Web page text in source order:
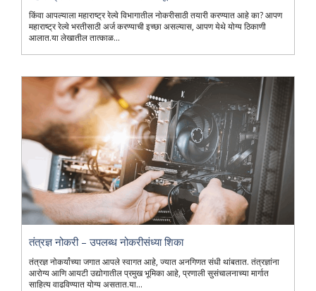
किंवा आपल्याला महाराष्ट्र रेल्वे विभागातील नोकरीसाठी तयारी करण्यात आहे का? आपण
महाराष्ट्र रेल्वे भरतीसाठी अर्ज करण्याची इच्छा असल्यास, आपण येथे योग्य ठिकाणी
आलात.या लेखातील तात्काळ...
तंत्रज्ञ नोकरी – उपलब्ध नोकरीसंध्या शिका
तंत्रज्ञ नोकर्यांच्या जगात आपले स्वागत आहे, ज्यात अनगिणत संधी थांबतात. तंत्रज्ञांना
आरोग्य आणि आयटी उद्योगातील प्रमुख भूमिका आहे, प्रणाली सुसंचालनाच्या मार्गात
साहित्य वाढविण्यात योग्य असतात.या...